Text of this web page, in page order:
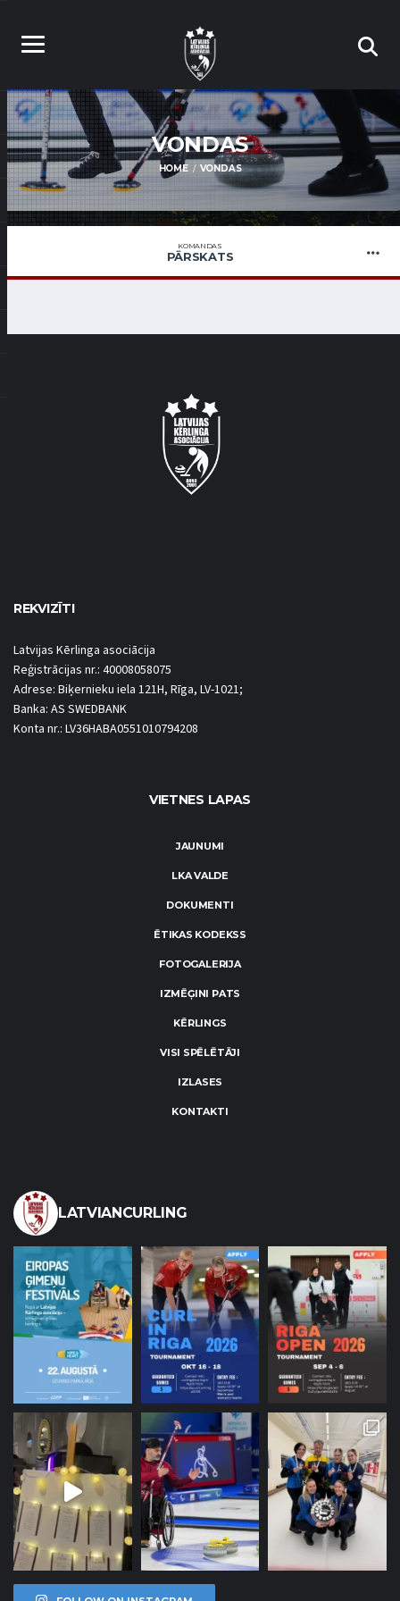
VONDAS
HOME VONDAS
KOMANDAS
PĀRSKATS
REKVIZĪTI
Latvijas Kērlinga asociācija
Reģistrācijas nr.: 40008058075
Adrese: Biķernieku iela 121H, Rīga, LV-1021;
Banka: AS SWEDBANK
Konta nr.: LV36HABA0551010794208
VIETNES LAPAS
JAUNUMI
LKA VALDE
DOKUMENTI
ĒTIKAS KODEKSS
FOTOGALERIJA
IZMĒĢINI PATS
KĒRLINGS
VISI SPĒLĒTĀJI
IZLASES
KONTAKTI
LATVIANCURLING